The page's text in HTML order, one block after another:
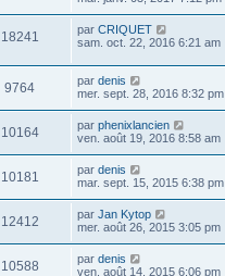
18241 par CRIQUET
sam. oct. 22, 2016 6:21 am
9764 par denis
mer. sept. 28, 2016 8:32 pm
10164 par phenixlancien
ven. août 19, 2016 8:58 am
10181 par denis
mar. sept. 15, 2015 6:38 pm
12412 par Jan Kytop
mer. août 26, 2015 3:05 pm
10588 par denis
ven. août 14, 2015 6:06 pm